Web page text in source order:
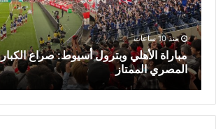
منذ 10 ساعات
مباراة الأهلي وبترول أسيوط: صراع
المصري الممتاز